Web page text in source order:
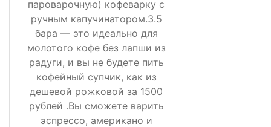
пароварочную) кофеварку с
ручным капучинатором.3.5
бара — это идеально для
молотого кофе без лапши из
радуги, и вы не будете пить
кофейный супчик, как из
дешевой рожковой за 1500
рублей .Вы сможете варить
эспрессо, американо и